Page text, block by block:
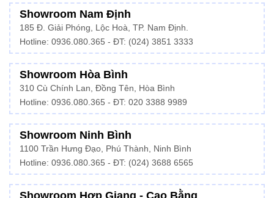
Showroom Nam Định
185 Đ. Giải Phóng, Lộc Hoà, TP. Nam Định.
Hotline: 0936.080.365 - ĐT: (024) 3851 3333
Showroom Hòa Bình
310 Cù Chính Lan, Đồng Tên, Hòa Bình
Hotline: 0936.080.365 - ĐT: 020 3388 9989
Showroom Ninh Bình
1100 Trần Hưng Đạo, Phú Thành, Ninh Bình
Hotline: 0936.080.365 - ĐT: (024) 3688 6565